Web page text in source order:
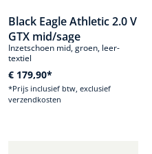
Black Eagle Athletic 2.0 V
GTX mid/sage
Inzetschoen mid, groen, leer-
textiel
€ 179,90*
*Prijs inclusief btw, exclusief
verzendkosten